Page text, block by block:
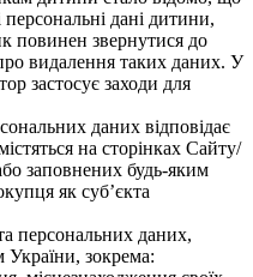
дані дитини,
повинен звернутися до
видалення таких даних. У
застосує заходи для
даних відповідає
на сторінках Сайту/
заповнених будь-яким
як суб’єкта
персональних даних,
України, зокрема: